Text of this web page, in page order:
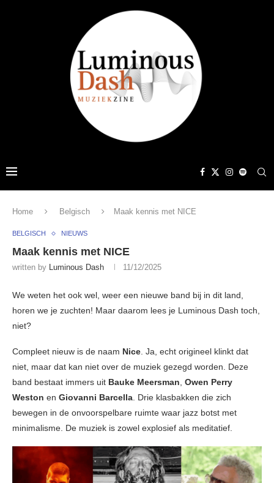
Home Belgisch Maak kennis met NICE
BELGISCH NIEUWS
Maak kennis met NICE
written by Luminous Dash 11/12/2025
We weten het ook wel, weer een nieuwe band bij in dit land,
horen we je zuchten! Maar daarom lees je Luminous Dash toch,
niet?
Compleet nieuw is de naam Nice. Ja, echt origineel klinkt dat
niet, maar dat kan niet over de muziek gezegd worden. Deze
band bestaat immers uit Bauke Meersman, Owen Perry
Weston en Giovanni Barcella. Drie klasbakken die zich
bewegen in de onvoorspelbare ruimte waar jazz botst met
minimalisme. De muziek is zowel explosief als meditatief.